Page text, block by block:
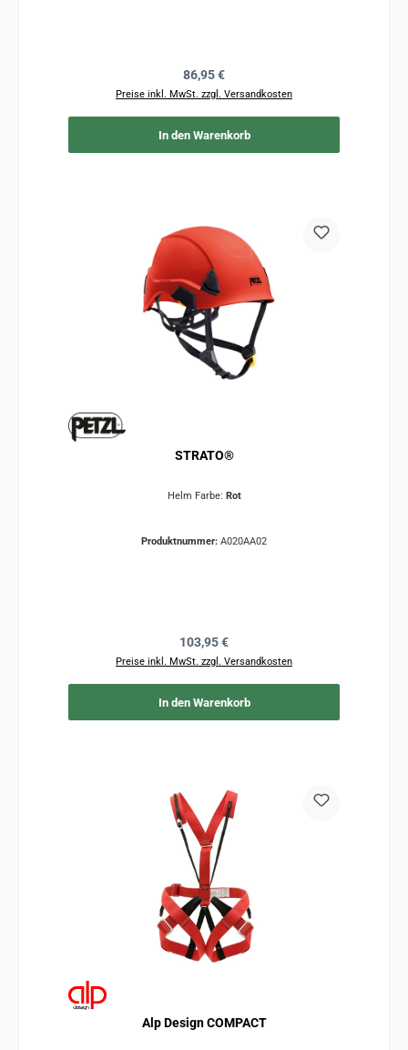
Regulärer Preis:
86,95 €
Preise inkl. MwSt. zzgl. Versandkosten
In den Warenkorb
STRATO®
Helm Farbe: Rot
Produktnummer: A020AA02
Regulärer Preis:
103,95 €
Preise inkl. MwSt. zzgl. Versandkosten
In den Warenkorb
Alp Design COMPACT